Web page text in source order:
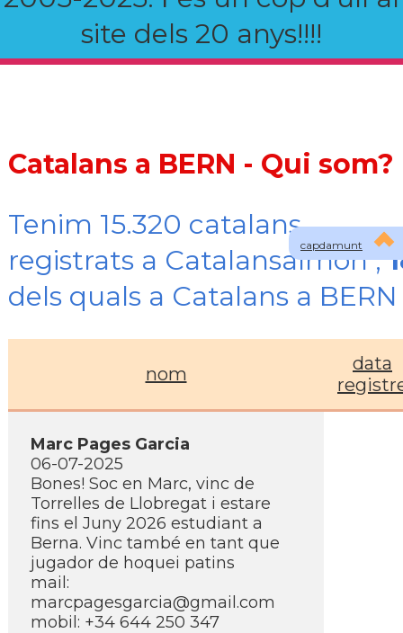
site dels 20 anys!!!!
capdamunt
Catalans a BERN - Qui som?
Tenim 15.320 catalans
registrats a Catalansalmon ,
dels quals a Catalans a BERN
nom
data
Marc Pages Garcia
06-07-2025
Bones! Soc en Marc, vinc de
Torrelles de Llobregat i estare
fins el Juny 2026 estudiant a
Berna. Vinc també en tant que
jugador de hoquei patins
mail:
marcpagesgarcia@gmail.com
mobil: +34 644 250 347